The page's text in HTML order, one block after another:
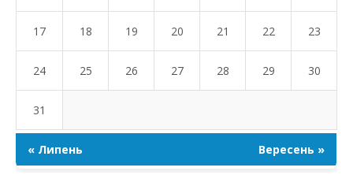
17 18 19 20 21 22 23
24 25 26 27 28 29 30
31
« Липень Вересень »